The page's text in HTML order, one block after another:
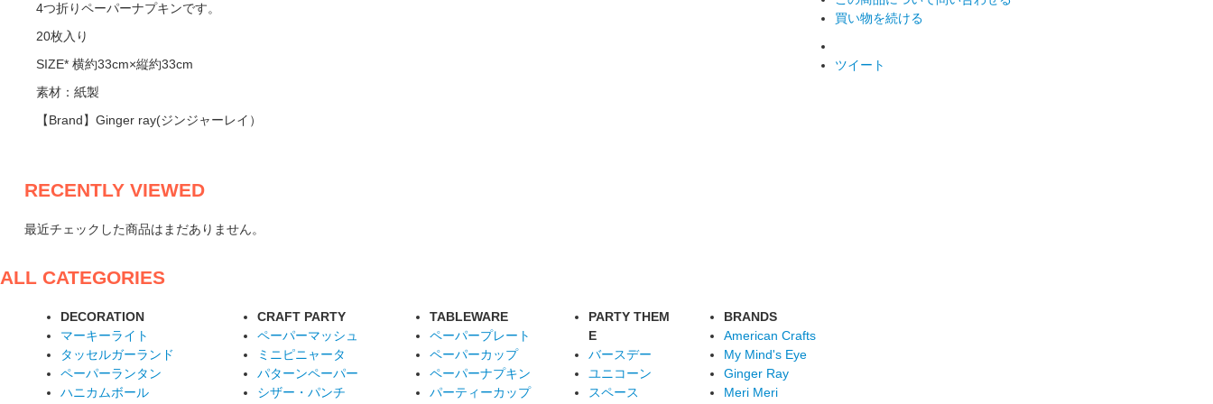
4つ折りペーパーナプキンです。
20枚入り
SIZE* 横約33cm×縦約33cm
素材：紙製
【Brand】Ginger ray(ジンジャーレイ）
買い物を続ける
ツイート
RECENTLY VIEWED
最近チェックした商品はまだありません。
ALL CATEGORIES
DECORATION
マーキーライト
タッセルガーランド
ペーパーランタン
ハニカムボール
CRAFT PARTY
ペーパーマッシュ
ミニピニャータ
パターンペーパー
シザー・パンチ
TABLEWARE
ペーパープレート
ペーパーカップ
ペーパーナプキン
パーティーカップ
PARTY THEM
E
バースデー
ユニコーン
スペース
BRANDS
American Crafts
My Mind's Eye
Ginger Ray
Meri Meri